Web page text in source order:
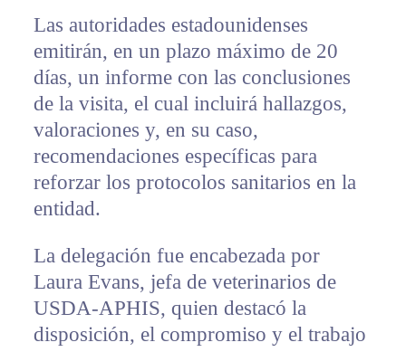
Las autoridades estadounidenses
emitirán, en un plazo máximo de 20
días, un informe con las conclusiones
de la visita, el cual incluirá hallazgos,
valoraciones y, en su caso,
recomendaciones específicas para
reforzar los protocolos sanitarios en la
entidad.
La delegación fue encabezada por
Laura Evans, jefa de veterinarios de
USDA-APHIS, quien destacó la
disposición, el compromiso y el trabajo